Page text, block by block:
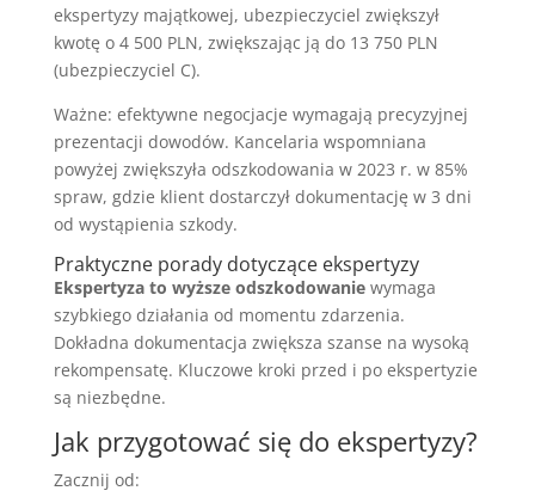
ekspertyzy majątkowej, ubezpieczyciel zwiększył
kwotę o 4 500 PLN, zwiększając ją do 13 750 PLN
(ubezpieczyciel C).
Ważne: efektywne negocjacje wymagają precyzyjnej
prezentacji dowodów. Kancelaria wspomniana
powyżej zwiększyła odszkodowania w 2023 r. w 85%
spraw, gdzie klient dostarczył dokumentację w 3 dni
od wystąpienia szkody.
Praktyczne porady dotyczące ekspertyzy
Ekspertyza to wyższe odszkodowaniewymaga
szybkiego działania od momentu zdarzenia.
Dokładna dokumentacja zwiększa szanse na wysoką
rekompensatę. Kluczowe kroki przed i po ekspertyzie
są niezbędne.
Jak przygotować się do ekspertyzy?
Zacznij od: